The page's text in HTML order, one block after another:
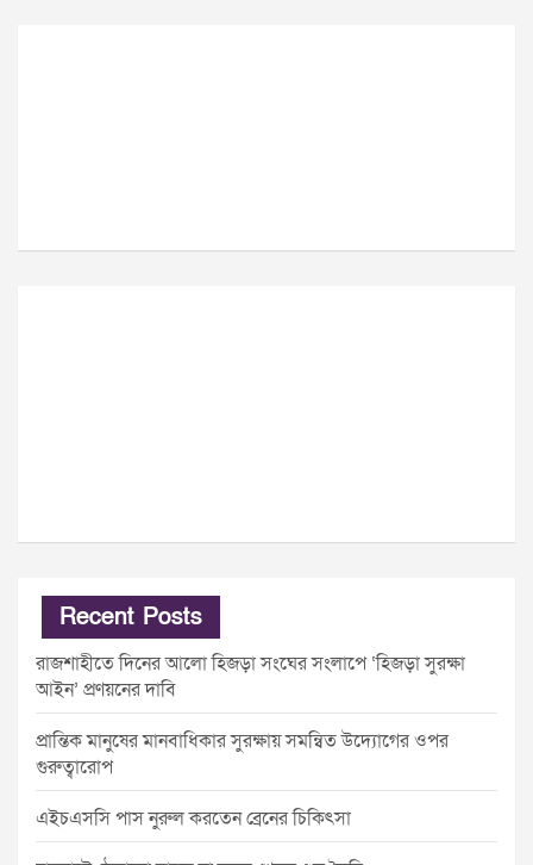
Recent Posts
রাজশাহীতে দিনের আলো হিজড়া সংঘের সংলাপে ‘হিজড়া সুরক্ষা
আইন’ প্রণয়নের দাবি
প্রান্তিক মানুষের মানবাধিকার সুরক্ষায় সমন্বিত উদ্যোগের ওপর
গুরুত্বারোপ
এইচএসসি পাস নুরুল করতেন ব্রেনের চিকিৎসা